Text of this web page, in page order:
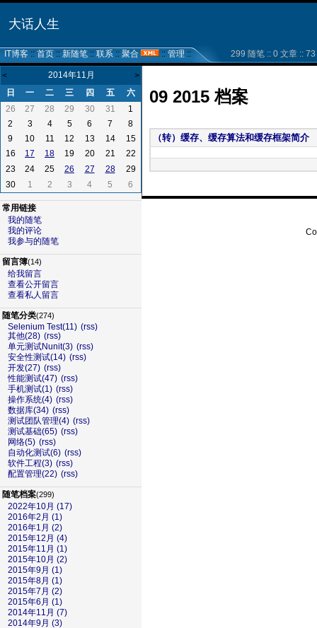
大话人生
IT博客 :: 首页 :: 新随笔 :: 联系 :: 聚合 :: 管理 :: 299 随笔 :: 0 文章 ::
< 2014年11月 >
日 一 二 三 四 五
六
26
27 28 29 30 31
1
2
3 4 5 6 7
8
9
10 11 12 13 14
15
16
17 18 19 20 21
22
23
24 25 26 27 28
29
30
1 2 3 4 5 6
常用链接
我的随笔
我的评论
我参与的随笔
留言簿(14)
给我留言
查看公开留言
查看私人留言
随笔分类(274)
Selenium Test(11) (rss)
其他(28) (rss)
单元测试Nunit(3) (rss)
安全性测试(14) (rss)
开发(27) (rss)
性能测试(47) (rss)
手机测试(1) (rss)
操作系统(4) (rss)
数据库(34) (rss)
测试团队管理(4) (rss)
测试基础(65) (rss)
网络(5) (rss)
自动化测试(6) (rss)
软件工程(3) (rss)
配置管理(22) (rss)
随笔档案(299)
2022年10月 (17)
2016年2月 (1)
2016年1月 (2)
2015年12月 (4)
2015年11月 (1)
2015年10月 (2)
2015年9月 (1)
2015年8月 (1)
2015年7月 (2)
2015年6月 (1)
2014年11月 (7)
2014年9月 (3)
09 2015 档案
（转）缓存、缓存算法和缓存框架简介